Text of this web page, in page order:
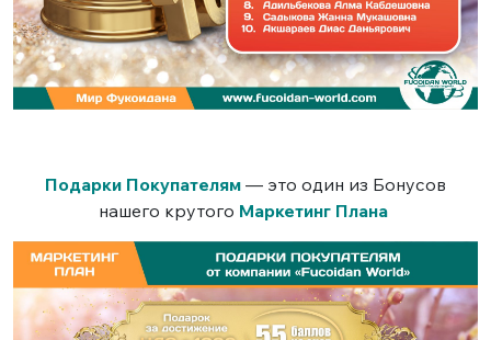
Подарки Покупателям — это один из Бонусов
нашего крутого Маркетинг Плана